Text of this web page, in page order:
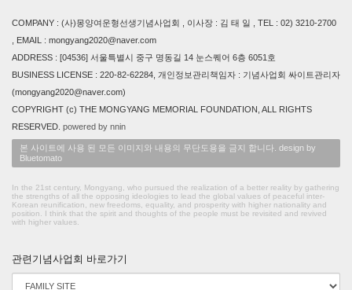
COMPANY : (사)몽양여운형선생기념사업회 , 이사장 : 김 태 일 , TEL : 02) 3210-2700
, EMAIL : mongyang2020@naver.com
ADDRESS : [04536] 서울특별시 중구 명동길 14 눈스퀘어 6층 6051호
BUSINESS LICENSE : 220-82-62284, 개인정보관리책임자 : 기념사업회 싸이트관리자
(mongyang2020@naver.com)
COPYRIGHT (c) THE MONGYANG MEMORIAL FOUNDATION, ALL RIGHTS
RESERVED. powered by nnin
본 사이트에 사용 된 모든 이미지와 내용의 무단도용을 금지 합니다. design by
Bluetomato
In the 21st century, Mongyang, who pursued the realization of a better reality by gathering
the strengths of all the opposing ideologies to lead the global values of peaceful inter-
Korean reunification, new freedoms, equality, and prosperity with higher nationality and
position. I think that the spirit and thoughts of the people must be revisited and revived
with higher values.
관련기념사업회 바로가기